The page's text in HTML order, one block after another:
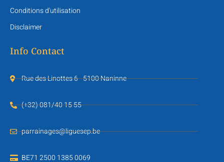
Conditions d'utilisation
Disclaimer
Info Contact
Rue des Linottes 6 - 5100 Naninne
(+32) 081/40 15 55
parrainages@liguesep.be
BE71 2500 1385 0069